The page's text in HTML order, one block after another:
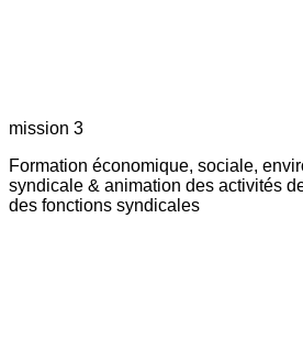
mission 3
Formation économique, sociale,
syndicale & animation des activités
des fonctions syndicales